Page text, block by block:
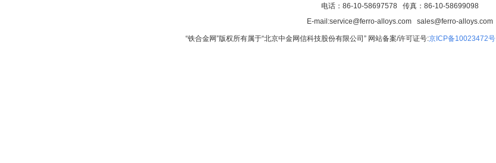
电话：86-10-58697578 传真：86-10-58699098
E-mail:service@ferro-alloys.com sales@ferro-alloys.com
“铁合金网”版权所有属于“北京中金网信科技股份有限公司” 网站备案/许可证号:京ICP备10023472号